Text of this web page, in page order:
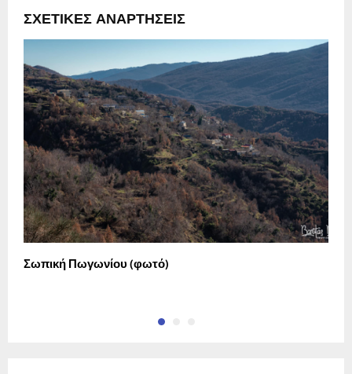
ΣΧΕΤΙΚΈΣ ΑΝΑΡΤΉΣΕΙΣ
Σωπική Πωγωνίου (φωτό)